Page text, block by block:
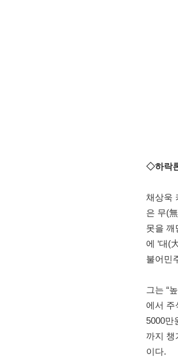
◇하락
채상욱
은 무(
못을 깨
에 ‘대(
불어민
그는 “
에서 주
5000만
까지 챙
이다.